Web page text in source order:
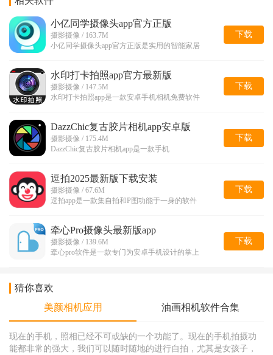
小亿同学摄像头app官方正版
摄影摄像 / 163.7M
小亿同学摄像头app官方正版是实用的智能家居
下载
水印打卡拍照app官方最新版
摄影摄像 / 147.5M
水印打卡拍照app是一款安卓手机相机免费软件
下载
DazzChic复古胶片相机app安卓版
摄影摄像 / 175.4M
DazzChic复古胶片相机app是一款手机
下载
逗拍2025最新版下载安装
摄影摄像 / 67.6M
逗拍app是一款集自拍和P图功能于一身的软件
下载
牵心Pro摄像头最新版app
摄影摄像 / 139.6M
牵心pro软件是一款专门为安卓手机设计的掌上
下载
猜你喜欢
美颜相机应用
油画相机软件合集
现在的手机，照相已经不可或缺的一个功能了。现在的手机拍摄功
能都非常的强大，我们可以随时随地的进行自拍，尤其是女孩子，